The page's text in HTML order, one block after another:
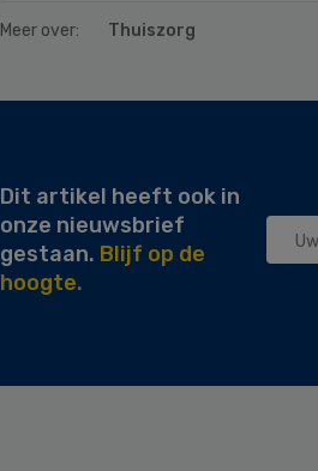
Meer over: Thuiszorg
Dit artikel heeft ook in
onze nieuwsbrief
gestaan. Blijf op de
hoogte.